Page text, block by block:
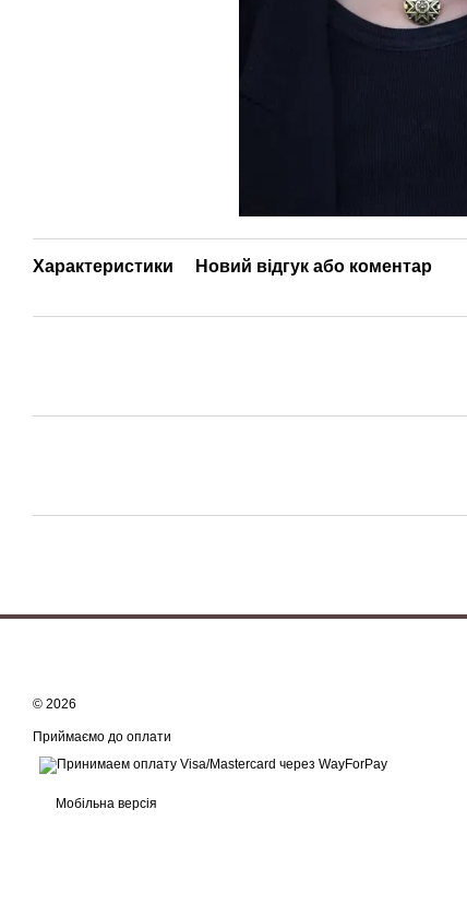
Характеристики Новий відгук або коментар
© 2026
Приймаємо до оплати
Мобільна версія